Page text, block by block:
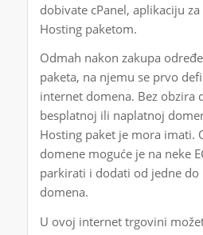
dobivate cPanel, aplikaciju
Hosting paketom.
Odmah nakon zakupa
paketa, na njemu se prvo
internet domena. Bez obzira
besplatnoj ili naplatnoj
Hosting paket je mora imati.
domene moguće je na neke
parkirati i dodati od jedne
domena.
U ovoj internet trgovini